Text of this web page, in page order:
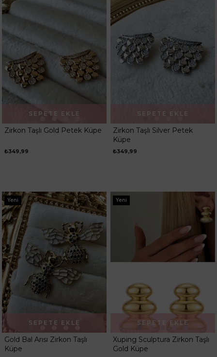
Zirkon Taşlı Gold Petek Küpe
₺349,99
SEPETE EKLE
Zirkon Taşlı Silver Petek
Küpe
₺349,99
SEPETE EKLE
Gold Bal Arısı Zirkon Taşlı
Küpe
SEPETE EKLE
Yeni
Xuping Sculptura Zirkon Taşlı
Gold Küpe
SEPETE EKLE
Yeni